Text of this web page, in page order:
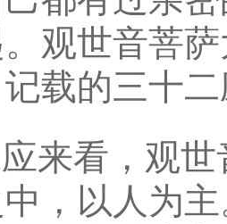
观世音菩
记载的三十
来看，观
，以人为